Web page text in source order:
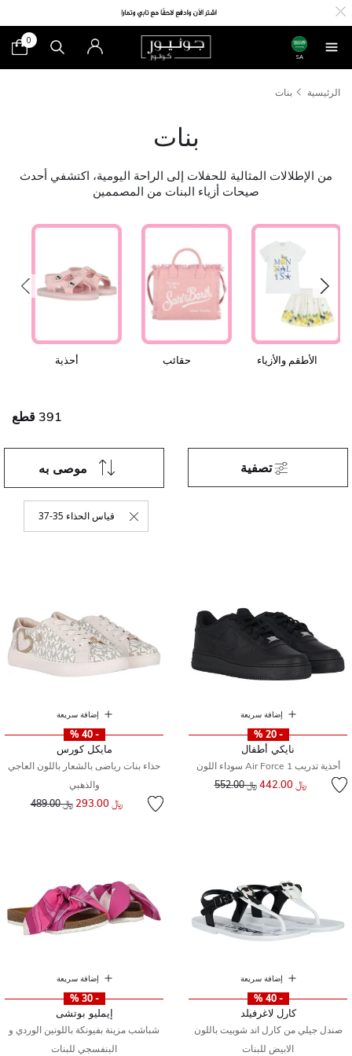
SA
0
الرئيسية بنات
بنات
من الإطلالات المثالية للحفلات إلى الراحة اليومية، اكتشفي أحدث
صيحات أزياء البنات من المصممين
الأطقم والأزياء حقائب أحذية
391 قطع
موصى به تصفية
قياس الحذاء 35-37
حذف
إضافة سريعة
- 20 %
نايكي أطفال
أحذية تدريب Air Force 1 سوداء اللون
﷼ 442.00 سعر مخفض من﷼ 552.00
إضافة سريعة
- 40 %
مايكل كورس
حذاء بنات رياضى بالشعار باللون العاجي
والذهبي
﷼ 293.00 سعر مخفض من
﷼ 489.00 إلى
إضافة سريعة
- 40 %
كارل لاغرفيلد
صندل جيلي من كارل اند شوبيت باللون
الابيض للبنات
إضافة سريعة
- 30 %
إيمليو بوتشى
شباشب مزينة بفيونكة باللونين الوردي و
البنفسجي للبنات